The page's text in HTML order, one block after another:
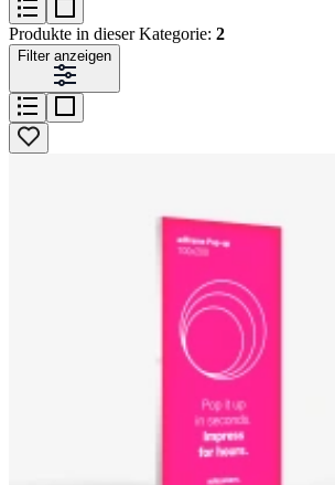
Produkte in dieser Kategorie: 2
Filter anzeigen